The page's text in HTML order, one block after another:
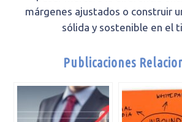
márgenes ajustados o construir
sólida y sostenible en el
Publicaciones